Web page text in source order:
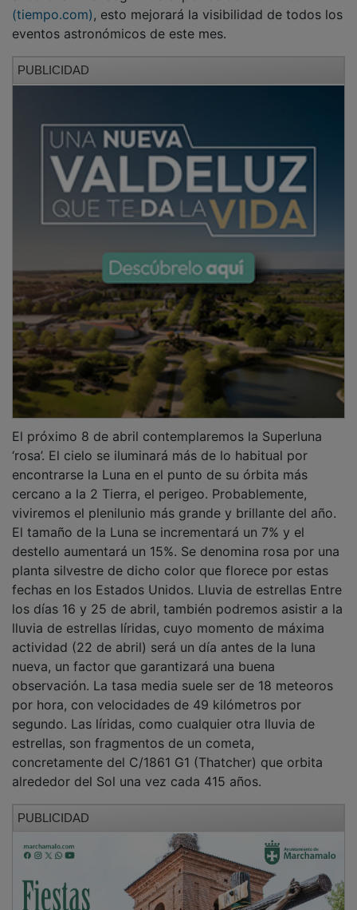
eventos astronómicos de este mes.
‘rosa’. El cielo se iluminará más de lo habitual por
encontrarse la Luna en el punto de su órbita más
cercano a la 2 Tierra, el perigeo. Probablemente,
viviremos el plenilunio más grande y brillante del año.
El tamaño de la Luna se incrementará un 7% y el
destello aumentará un 15%. Se denomina rosa por una
planta silvestre de dicho color que florece por estas
fechas en los Estados Unidos. Lluvia de estrellas Entre
los días 16 y 25 de abril, también podremos asistir a la
lluvia de estrellas líridas, cuyo momento de máxima
actividad (22 de abril) será un día antes de la luna
nueva, un factor que garantizará una buena
observación. La tasa media suele ser de 18 meteoros
por hora, con velocidades de 49 kilómetros por
segundo. Las líridas, como cualquier otra lluvia de
estrellas, son fragmentos de un cometa,
concretamente del C/1861 G1 (Thatcher) que orbita
alrededor del Sol una vez cada 415 años.